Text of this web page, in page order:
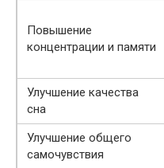
Повышение
концентрации и памяти
Улучшение качества
сна
Улучшение общего
самочувствия